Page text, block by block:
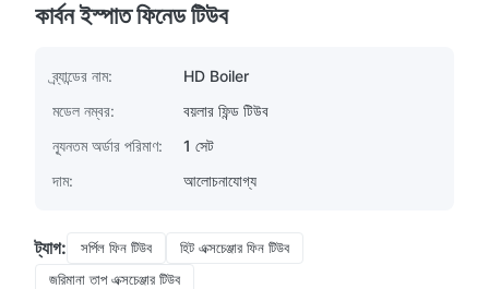
কার্বন ইস্পাত ফিনেড টিউব
ব্র্যান্ডের নাম:
HD Boiler
মডেল নম্বর:
বয়লার ফিন্ড টিউব
ন্যূনতম অর্ডার পরিমাণ:
1 সেট
দাম:
আলোচনাযোগ্য
ট্যাগ: সর্পিল ফিন টিউব
হিট এক্সচেঞ্জার ফিন টিউব
জরিমানা তাপ এক্সচেঞ্জার টিউব